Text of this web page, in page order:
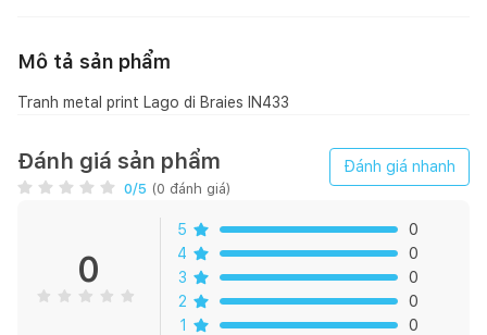
Mô tả sản phẩm
Tranh metal print Lago di Braies IN433
Đánh giá sản phẩm
0/5 (0 đánh giá)
Đánh giá nhanh
0
5
0
4
0
3
0
2
0
1
0